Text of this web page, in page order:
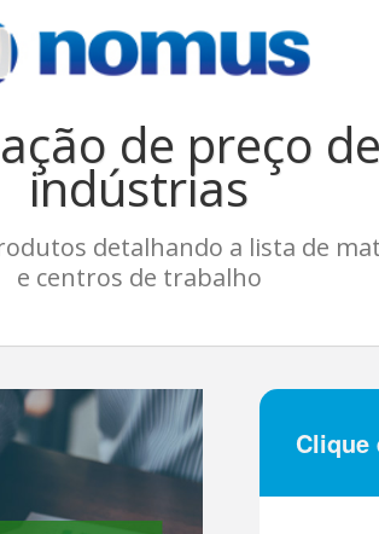
de preço
indústrias
detalhando a lista de
e centros de trabalho
Clique